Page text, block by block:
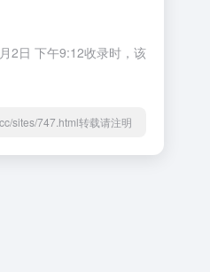
2日 下午9:12收录时，该
sites/747.html转载请注明